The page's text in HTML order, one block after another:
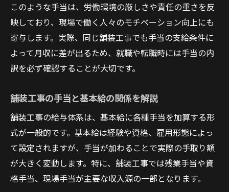
策
舗装工事の手当と役職アップの関係を解説
舗装工事でm2単価に影響する手当の実態
舗装工事のm2単価に反映される手当の仕組
舗装工事現場ごとのm2単価と手当の相場観
舗装工事の手当がm2単価に与える実際の差
舗装工事で手当込みm2単価を見極める方法
舗装工事手当とm2単価交渉の注意点
資格や経験が手当に及ぼす舗装工事の現実
舗装工事で資格が手当に直結する理由とは
このような手当は、労働環境の厳しさや責任の重さを反
映しており、現場で働く人々のモチベーション向上にも
寄与します。実際、同じ舗装工事でも手当の支給条件に
よって月収に差が出るため、就職や転職時には手当の内
訳を必ず確認することが大切です。
舗装工事の手当と基本給の関係を解説
舗装工事の給与体系は、基本給に各種手当を加算する形
式が一般的です。基本給は経験や資格、雇用形態によっ
て設定されますが、手当が加わることで実際の手取り額
が大きく変動します。特に、舗装工事では残業手当や資
格手当、現場手当が主要な収入源の一部となります。